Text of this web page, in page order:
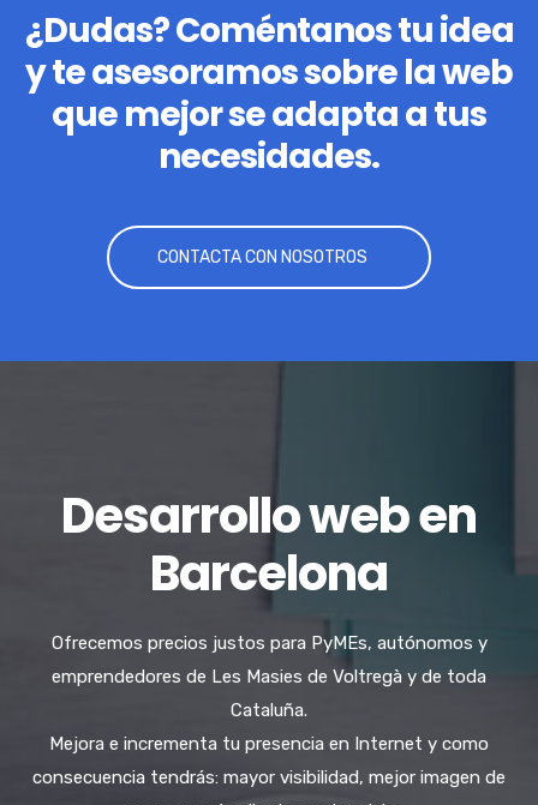
¿Dudas? Coméntanos tu idea
y te asesoramos sobre la web
que mejor se adapta a tus
necesidades.
CONTACTA CON NOSOTROS
Desarrollo web en
Barcelona
Ofrecemos precios justos para PyMEs, autónomos y
emprendedores de Les Masies de Voltregà y de toda
Cataluña.
Mejora e incrementa tu presencia en Internet y como
consecuencia tendrás: mayor visibilidad, mejor imagen de